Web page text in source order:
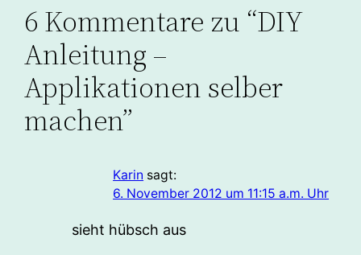
6 Kommentare zu “DIY
Anleitung –
Applikationen selber
machen”
Karin sagt:
6. November 2012 um 11:15 a.m. Uhr
sieht hübsch aus